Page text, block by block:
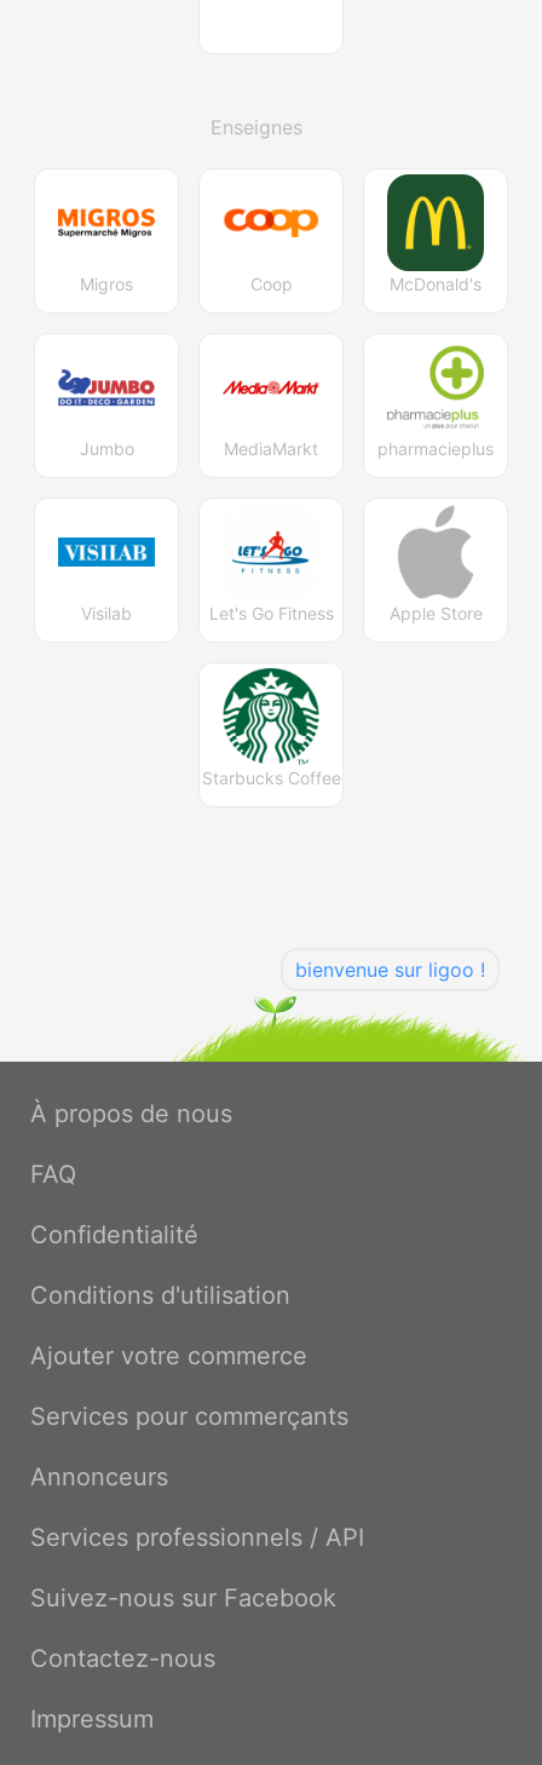
Enseignes
Migros Coop McDonald's
Jumbo MediaMarkt pharmacieplus
Visilab Let's Go Fitness Apple Store
Starbucks Coffee
bienvenue sur ligoo !
À propos de nous
FAQ
Confidentialité
Conditions d'utilisation
Ajouter votre commerce
Services pour commerçants
Annonceurs
Services professionnels / API
Suivez-nous sur Facebook
Contactez-nous
Impressum